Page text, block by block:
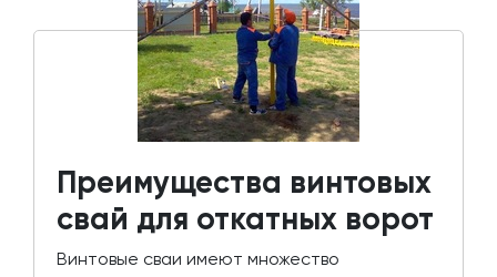
Преимущества винтовых
свай для откатных ворот
Винтовые сваи имеют множество